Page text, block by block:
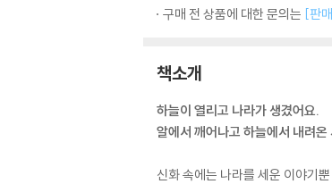
구매 전 상품에 대한 문의는 [판
책소개
하늘이 열리고 나라가 생겼어요.
알에서 깨어나고 하늘에서 내려
신화 속에는 나라를 세운 이야기